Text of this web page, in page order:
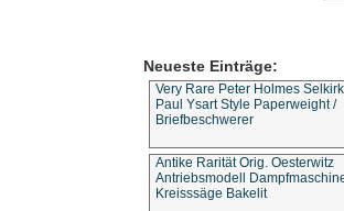
Neueste Einträge:
Very Rare Peter Holmes Selkirk
Paul Ysart Style Paperweight /
Briefbeschwerer
Antike Rarität Orig. Oesterwitz
Antriebsmodell
Kreisssäge Bakelit